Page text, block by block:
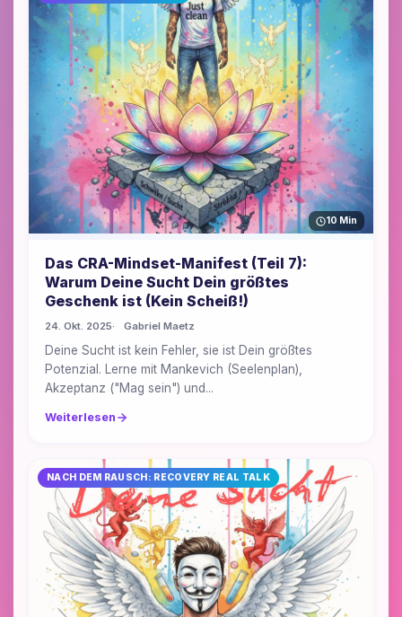
10 Min
Das CRA-Mindset-Manifest (Teil 7):
Warum Deine Sucht Dein größtes
Geschenk ist (Kein Scheiß!)
24. Okt. 2025 Gabriel Maetz
Deine Sucht ist kein Fehler, sie ist Dein größtes
Potenzial. Lerne mit Mankevich (Seelenplan),
Akzeptanz ("Mag sein") und...
Weiterlesen
NACH DEM RAUSCH: RECOVERY REAL TALK